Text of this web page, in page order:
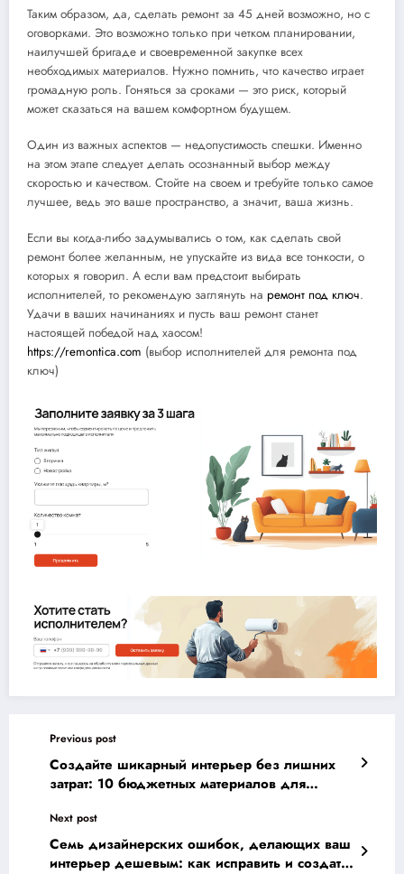
Таким образом, да, сделать ремонт за 45 дней возможно, но с
оговорками. Это возможно только при четком планировании,
наилучшей бригаде и своевременной закупке всех
необходимых материалов. Нужно помнить, что качество играет
громадную роль. Гоняться за сроками — это риск, который
может сказаться на вашем комфортном будущем.
Один из важных аспектов — недопустимость спешки. Именно
на этом этапе следует делать осознанный выбор между
скоростью и качеством. Стойте на своем и требуйте только самое
лучшее, ведь это ваше пространство, а значит, ваша жизнь.
Если вы когда-либо задумывались о том, как сделать свой
ремонт более желанным, не упускайте из вида все тонкости, о
которых я говорил. А если вам предстоит выбирать
исполнителей, то рекомендую заглянуть на ремонт под ключ.
Удачи в ваших начинаниях и пусть ваш ремонт станет
настоящей победой над хаосом!
https://remontica.com (выбор исполнителей для ремонта под
ключ)
Previous post
Создайте шикарный интерьер без лишних
затрат: 10 бюджетных материалов для
Next post
Семь дизайнерских ошибок, делающих ваш
интерьер дешевым: как исправить и создать